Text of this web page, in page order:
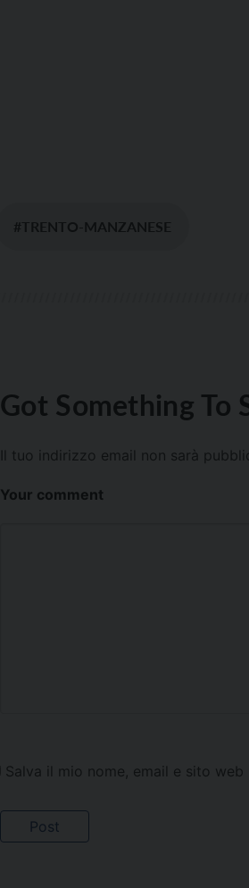
#TRENTO-MANZANESE
Got Something To
Il tuo indirizzo email non sarà
Your comment
Salva il mio nome, email e sito